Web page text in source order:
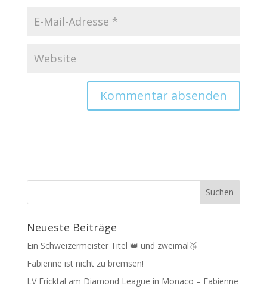
Neueste Beiträge
Ein Schweizermeister Titel 👑 und zweimal🥉
Fabienne ist nicht zu bremsen!
LV Fricktal am Diamond League in Monaco – Fabienne